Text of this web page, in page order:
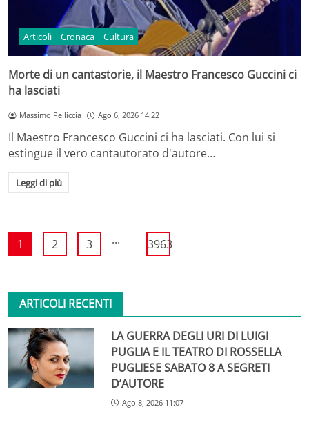
Articoli Cronaca Cultura
Morte di un cantastorie, il Maestro Francesco Guccini ci
ha lasciati
Massimo Pelliccia Ago 6, 2026 14:22
Il Maestro Francesco Guccini ci ha lasciati. Con lui si
estingue il vero cantautorato d'autore…
Leggi di più
1 2 3 ... 3963
ARTICOLI RECENTI
LA GUERRA DEGLI URI DI LUIGI
PUGLIA E IL TEATRO DI ROSSELLA
PUGLIESE SABATO 8 A SEGRETI
D’AUTORE
Ago 8, 2026 11:07